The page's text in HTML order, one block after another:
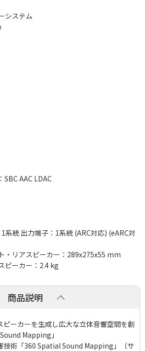
システム
AAC LDAC
系統 出力端子：1系統 (ARC対応) (eARC対
・リアスピーカー：289x275x55 mm
ピーカー：2.4 kg
商品説明
ーカーを生成し広大な立体音響空間を創
Mapping」
技術「360 Spatial Sound Mapping」（サ